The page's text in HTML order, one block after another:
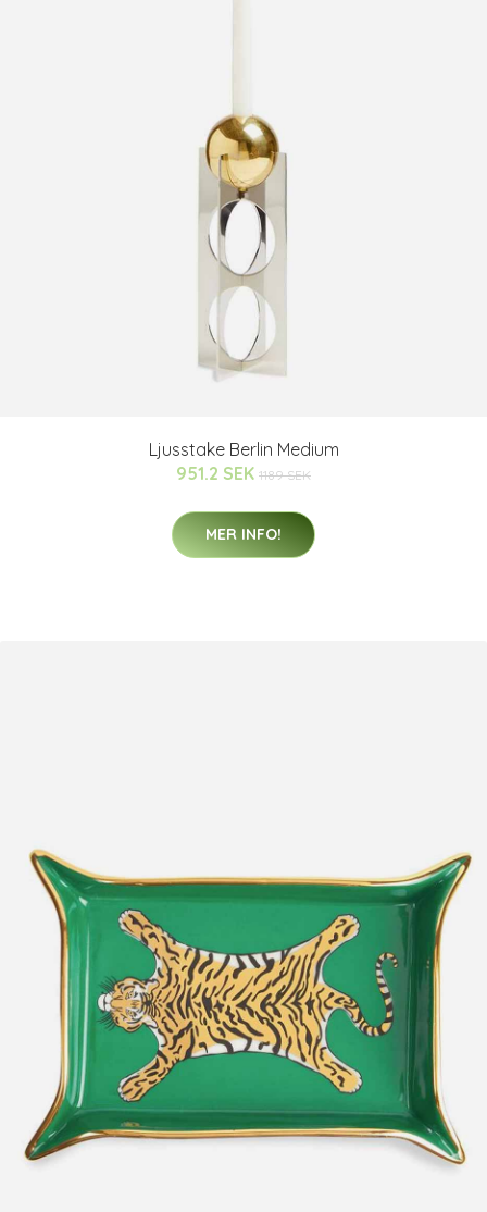
Ljusstake Berlin Medium
951.2 SEK 1189 SEK
MER INFO!